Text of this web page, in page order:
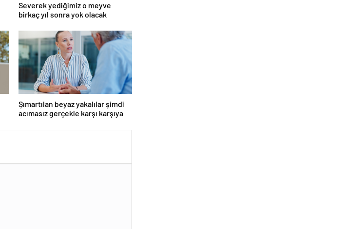
Severek yediğimiz o meyve
birkaç yıl sonra yok olacak
Şımartılan beyaz yakalılar şimdi
acımasız gerçekle karşı karşıya